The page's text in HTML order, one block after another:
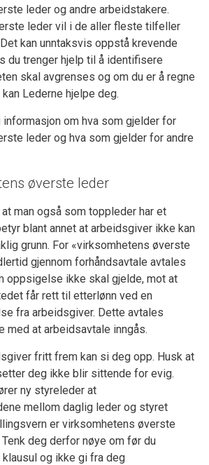
leder og andre arbeidstakere.
leder vil i de aller fleste tilfeller
kan unntaksvis oppstå krevende
du trenger hjelp til å identifisere
skal avgrenses og om du er å regne
Lederne hjelpe deg.
informasjon om hva som gjelder for
leder og hva som gjelder for andre
øverste leder
man også som toppleder har et
blant annet at arbeidsgiver ikke kan
grunn. For «virksomhetens øverste
gjennom forhåndsavtale avtales
oppsigelse ikke skal gjelde, mot at
får rett til etterlønn ved en
fra arbeidsgiver. Dette avtales
med at arbeidsavtale inngås.
fritt frem kan si deg opp. Husk at
deg ikke blir sittende for evig.
ny styreleder at
mellom daglig leder og styret
er virksomhetens øverste
deg derfor nøye om før du
og ikke gi fra deg